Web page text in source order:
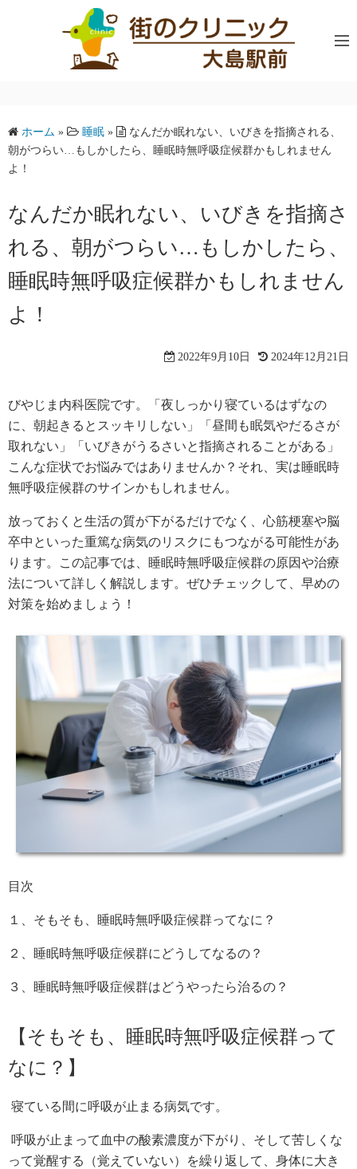
ス
キ
ッ
ホーム » 睡眠 »
なんだか眠れない、いびきを指摘される、
朝がつらい…もしかしたら、睡眠時無呼吸症候群かもしれません
よ！
なんだか眠れない、いびきを指摘さ
れる、朝がつらい…もしかしたら、
睡眠時無呼吸症候群かもしれません
よ！
2022年9月10日 2024年12月21日
びやじま内科医院です。「夜しっかり寝ているはずなの
に、朝起きるとスッキリしない」「昼間も眠気やだるさが
取れない」「いびきがうるさいと指摘されることがある」
こんな症状でお悩みではありませんか？それ、実は睡眠時
無呼吸症候群のサインかもしれません。
放っておくと生活の質が下がるだけでなく、心筋梗塞や脳
卒中といった重篤な病気のリスクにもつながる可能性があ
ります。この記事では、睡眠時無呼吸症候群の原因や治療
法について詳しく解説します。ぜひチェックして、早めの
対策を始めましょう！
目次
１、そもそも、睡眠時無呼吸症候群ってなに？
２、睡眠時無呼吸症候群にどうしてなるの？
３、睡眠時無呼吸症候群はどうやったら治るの？
【そもそも、睡眠時無呼吸症候群って
なに？】
寝ている間に呼吸が止まる病気です。
呼吸が止まって血中の酸素濃度が下がり、そして苦しくな
って覚醒する（覚えていない）を繰り返して、身体に大き